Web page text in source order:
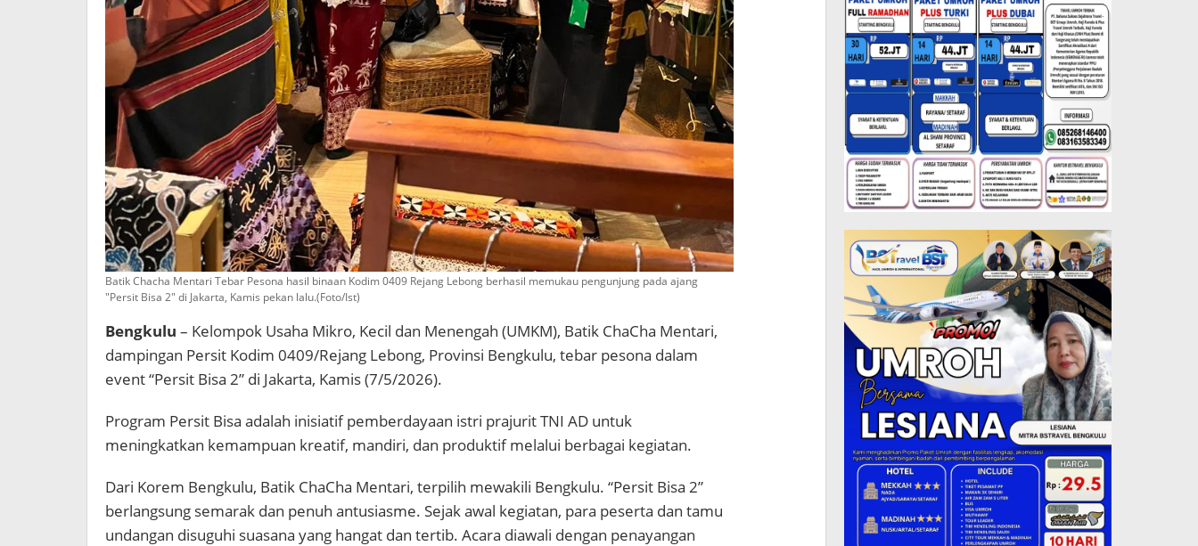
Batik Chacha Mentari Tebar Pesona hasil binaan Kodim 0409 Rejang Lebong berhasil memukau pengunjung pada ajang
"Persit Bisa 2" di Jakarta, Kamis pekan lalu.(Foto/Ist)
Bengkulu – Kelompok Usaha Mikro, Kecil dan Menengah (UMKM), Batik ChaCha Mentari,
dampingan Persit Kodim 0409/Rejang Lebong, Provinsi Bengkulu, tebar pesona dalam
event “Persit Bisa 2” di Jakarta, Kamis (7/5/2026).
Program Persit Bisa adalah inisiatif pemberdayaan istri prajurit TNI AD untuk
meningkatkan kemampuan kreatif, mandiri, dan produktif melalui berbagai kegiatan.
Dari Korem Bengkulu, Batik ChaCha Mentari, terpilih mewakili Bengkulu. “Persit Bisa 2”
berlangsung semarak dan penuh antusiasme. Sejak awal kegiatan, para peserta dan tamu
undangan disuguhi suasana yang hangat dan tertib. Acara diawali dengan penayangan